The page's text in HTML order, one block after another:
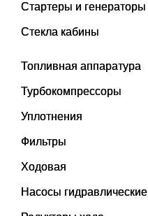
Стартеры и генераторы
Стекла кабины
Топливная аппаратура
Турбокомпрессоры
Уплотнения
Фильтры
Ходовая
Насосы гидравлические